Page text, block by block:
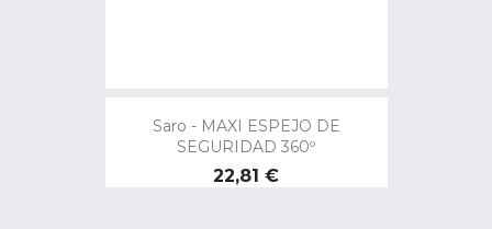
Saro - MAXI ESPEJO DE
SEGURIDAD 360º
Precio
22,81 €